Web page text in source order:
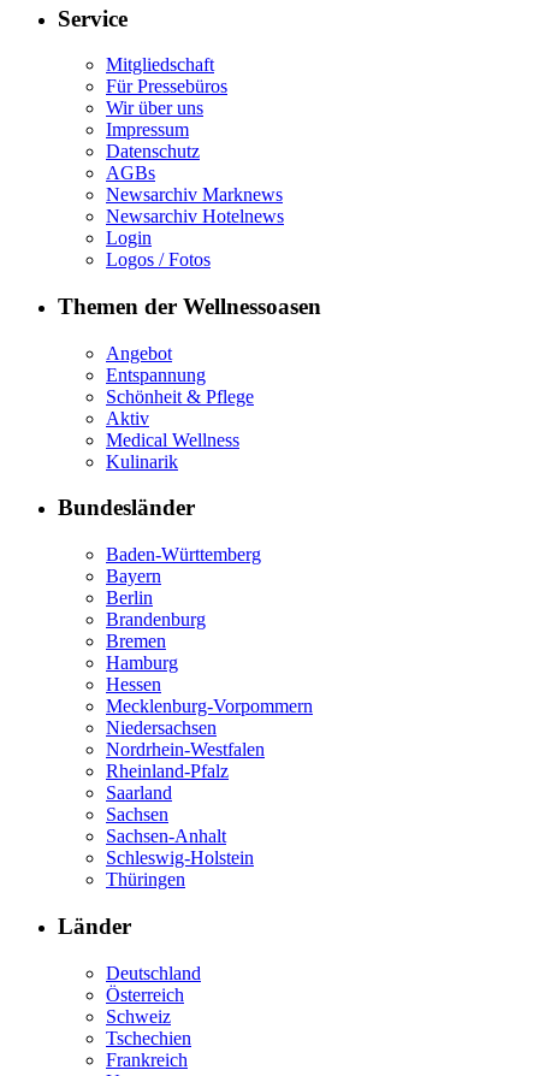
Service
Mitgliedschaft
Für Pressebüros
Wir über uns
Impressum
Datenschutz
AGBs
Newsarchiv Marknews
Newsarchiv Hotelnews
Login
Logos / Fotos
Themen der Wellnessoasen
Angebot
Entspannung
Schönheit & Pflege
Aktiv
Medical Wellness
Kulinarik
Bundesländer
Baden-Württemberg
Bayern
Berlin
Brandenburg
Bremen
Hamburg
Hessen
Mecklenburg-Vorpommern
Niedersachsen
Nordrhein-Westfalen
Rheinland-Pfalz
Saarland
Sachsen
Sachsen-Anhalt
Schleswig-Holstein
Thüringen
Länder
Deutschland
Österreich
Schweiz
Tschechien
Frankreich